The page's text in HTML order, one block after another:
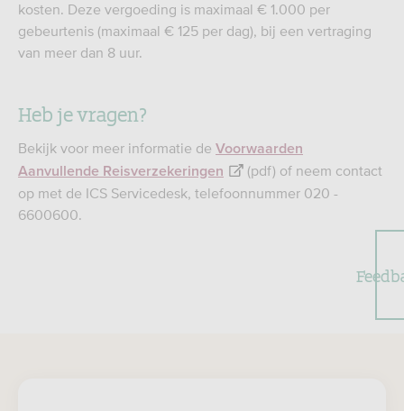
kosten. Deze vergoeding is maximaal € 1.000 per
gebeurtenis (maximaal € 125 per dag), bij een vertraging
van meer dan 8 uur.
Heb je vragen?
Bekijk voor meer informatie de Voorwaarden
Aanvullende Reisverzekeringen
(pdf) of neem contact
op met de ICS Servicedesk, telefoonnummer 020 -
6600600.